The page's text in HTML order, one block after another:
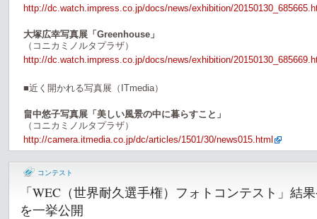
http://dc.watch.impress.co.jp/docs/news/exhibition/
大塚広幸写真展「Greenhouse」
（コニカミノルタプラザ）
http://dc.watch.impress.co.jp/docs/news/exhibition/
■近く開かれる写真展（ITmedia）
畠中悠子写真展「美しい風景の中に暮らすこと」
（コニカミノルタプラザ）
http://camera.itmedia.co.jp/dc/articles/1501/30/news015.html
コンテスト
「WEC（世界耐久選手権）フォトコンテスト」
を一挙公開